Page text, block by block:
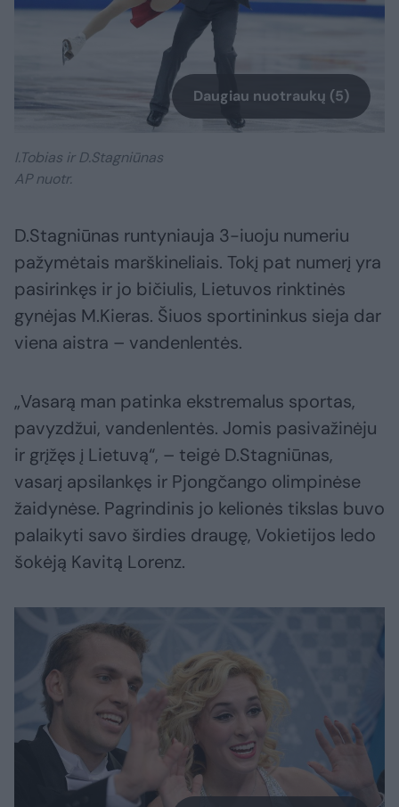
Daugiau nuotraukų (5)
I.Tobias ir D.Stagniūnas
AP nuotr.
D.Stagniūnas runtyniauja 3-iuoju numeriu
pažymėtais marškineliais. Tokį pat numerį yra
pasirinkęs ir jo bičiulis, Lietuvos rinktinės
gynėjas M.Kieras. Šiuos sportininkus sieja dar
viena aistra – vandenlentės.
„Vasarą man patinka ekstremalus sportas,
pavyzdžui, vandenlentės. Jomis pasivažinėju
ir grįžęs į Lietuvą“, – teigė D.Stagniūnas,
vasarį apsilankęs ir Pjongčango olimpinėse
žaidynėse. Pagrindinis jo kelionės tikslas buvo
palaikyti savo širdies draugę, Vokietijos ledo
šokėją Kavitą Lorenz.